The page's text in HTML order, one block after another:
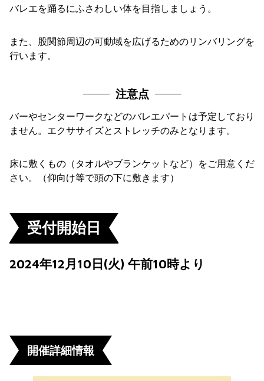
バレエを踊るにふさわしい体を目指しましょう。
また、股関節周辺の可動域を広げるためのリンバリングを
行います。
注意点
バーやセンターワークなどのバレエパートは予定しており
ません。エクササイズとストレッチのみとなります。
床に敷くもの（タオルやブランケットなど）をご用意くだ
さい。（仰向け等で頭の下に敷きます）
受付開始日
2024年12月10日(火) 午前10時より
開催詳細情報